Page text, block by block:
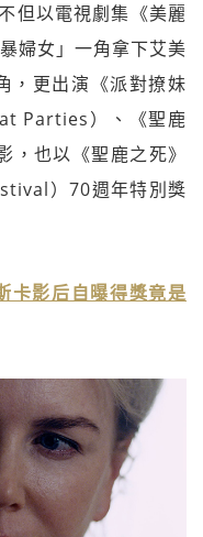
但以電視劇集《美麗
婦女」一角拿下艾美
，更出演《派對撩妹
Parties）、《聖鹿
，也以《聖鹿之死》
）70週年特別獎
卡影后自曝得獎竟是